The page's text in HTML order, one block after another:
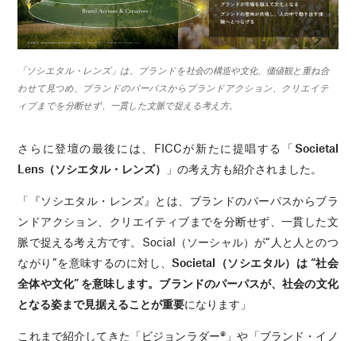
「ソシエタル・レンズ」は、ブランドを社会の構造や文化、価値観と重ね合
わせて見つめ、ブランドのパーパスからブランドアクション、クリエイテ
ィブまでを分断せず、一貫した文脈で捉える考え方。
さらに登壇の最後には、FICCが新たに提唱する「Societal
Lens（ソシエタル・レンズ）
」の考え方も紹介されました。
「『ソシエタル・レンズ』とは、ブランドのパーパスからブラ
ンドアクション、クリエイティブまでを分断せず、一貫した文
脈で捉える考え方です。Social（ソーシャル）が“人と人とのつ
ながり”を意味するのに対し、Societal（ソシエタル）は “社会
全体や文化” を意味します。ブランドのパーパスが、社会の文化
となる姿まで見据えることが重要になります」
これまで紹介してきた「ビジョンラダー®︎」や「ブランド・イノ